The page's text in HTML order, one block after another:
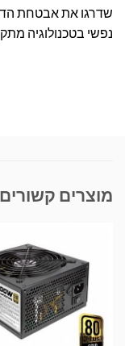
נפשי בטכנולוגיה
מוצרים קשורים